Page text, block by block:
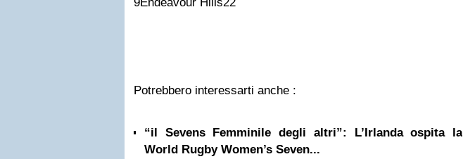
Potrebbero interessarti anche :
“il Sevens Femminile degli altri”: L’Irlanda ospita la
World Rugby Women’s Seven...